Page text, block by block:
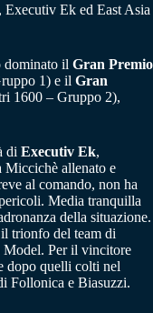
Executiv Ek ed East Asia
dominato il Gran Premio
1) e il Gran
1600 – Gruppo 2),
di Executiv Ek,
allenato e
al comando, non ha
Media tranquilla
della situazione.
trionfo del team di
Model. Per il vincitore
dopo quelli colti nel
Follonica e Biasuzzi.